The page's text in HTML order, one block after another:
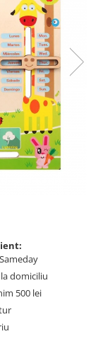
domiciliu
500 lei